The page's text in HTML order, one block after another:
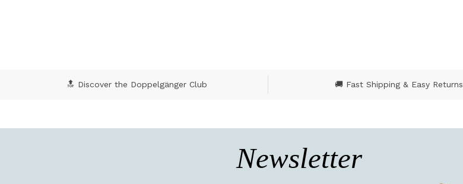
🔝 Discover the Doppelgänger Club 🚚 Fast Shipping & Easy Returns
Newsletter